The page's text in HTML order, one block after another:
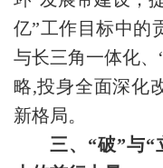
亿”工作目标中的
与长三角一体化
略,投身全面深化
新格局。
三、“破”与“